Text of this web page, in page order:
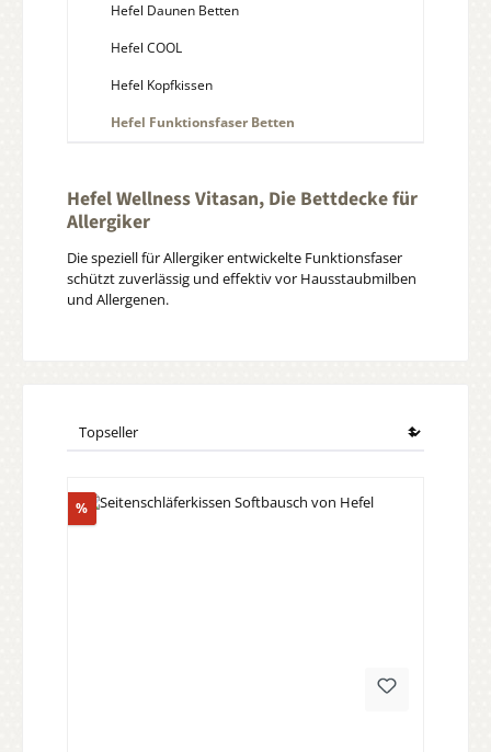
Hefel Daunen Betten
Hefel COOL
Hefel Kopfkissen
Hefel Funktionsfaser Betten
Hefel Wellness Vitasan, Die Bettdecke für
Allergiker
Die speziell für Allergiker entwickelte Funktionsfaser
schützt zuverlässig und effektiv vor Hausstaubmilben
und Allergenen.
%Rabatt